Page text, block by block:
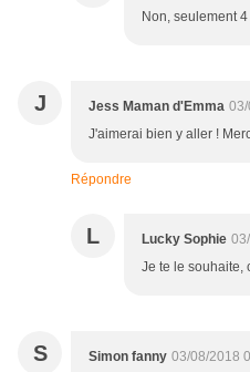
Non, seulement
J Jess Maman d'Emma
J'aimerai bien y aller !
Répondre
L Lucky Sophie
Je te le souhaite,
S Simon fanny 03/08/2018